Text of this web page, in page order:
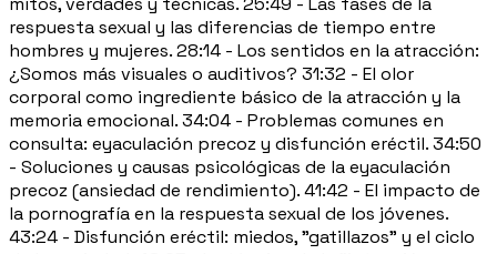
respuesta sexual y las diferencias de tiempo entre
hombres y mujeres. 28:14 - Los sentidos en la atracción:
¿Somos más visuales o auditivos? 31:32 - El olor
corporal como ingrediente básico de la atracción y la
memoria emocional. 34:04 - Problemas comunes en
consulta: eyaculación precoz y disfunción eréctil. 34:50
- Soluciones y causas psicológicas de la eyaculación
precoz (ansiedad de rendimiento). 41:42 - El impacto de
la pornografía en la respuesta sexual de los jóvenes.
43:24 - Disfunción eréctil: miedos, "gatillazos" y el ciclo